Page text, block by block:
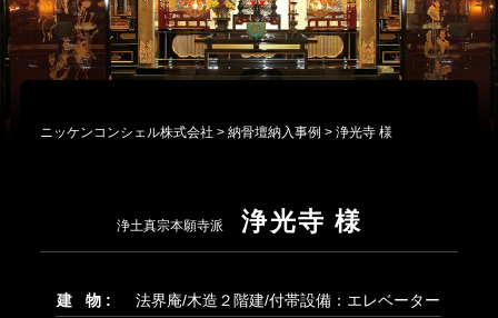
ニッケンコンシェル株式会社 > 納骨壇納入事例 > 浄光寺 様
浄土真宗本願寺派 浄光寺 様
建 物 :
法界庵/木造２階建/付帯設備：エレベーター